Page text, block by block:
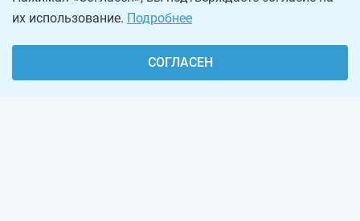
их использование. Подробнее
СОГЛАСЕН